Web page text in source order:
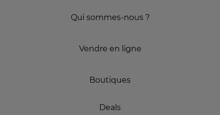
Qui sommes-nous ?
Vendre en ligne
Boutiques
Deals